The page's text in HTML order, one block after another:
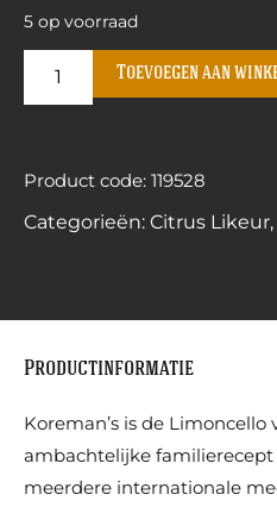
5 op voorraad
Toevoegen aan
Product code: 119528
Categorieën: Citrus Likeur,
Productinformatie
Koreman’s is de
ambachtelijke
meerdere internationale